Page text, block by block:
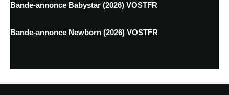
Bande-annonce Babystar (2026) VOSTFR
Bande-annonce Newborn (2026) VOSTFR